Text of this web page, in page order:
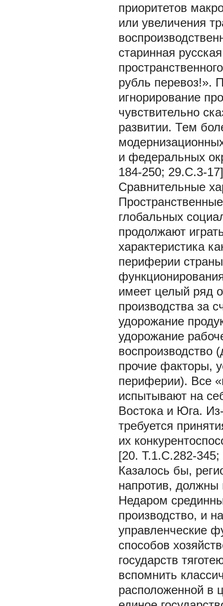
приоритетов
или увеличения
старинная
рубль перевоз!».
игнорирование
чувствительно
развитии. Тем
и федеральных
184-250; 29.С.3-
Сравнительные
глобальных
продолжают
характеристика
периферии
имеет целый ряд
производства за
удорожание
удорожание
воспроизводство
прочие факторы,
периферии). Все
испытывают на
Востока и Юга.
требуется
их
[20. Т.1.С.282-
Казалось бы,
напротив, должны
Недаром
производство, и
управленческие
способов
государств
вспомнить
расположенной в